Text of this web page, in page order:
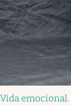
Vida emocional.